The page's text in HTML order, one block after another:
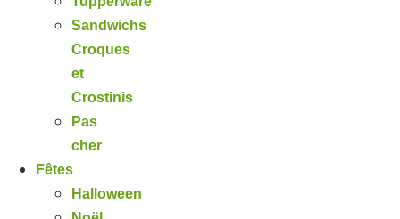
Sandwichs
Croques
et
Crostinis
Pas
cher
Fêtes
Halloween